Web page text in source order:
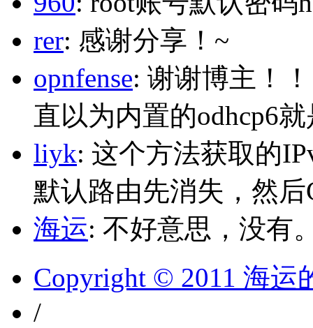
rer: 感谢分享！~
opnfense: 谢谢博主！
直以为内置的odhcp6
liyk: 这个方法获取的
默认路由先消失，然
海运: 不好意思，没有
Copyright © 2011 海运
/